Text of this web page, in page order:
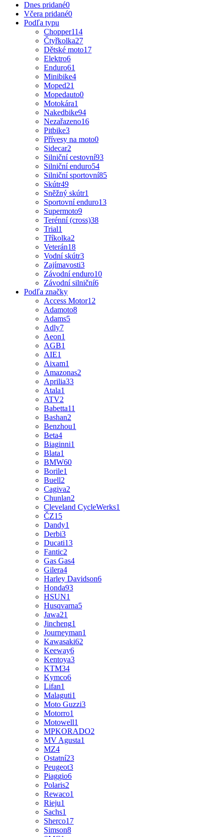
Dnes pridané0
Včera pridané0
Podľa typu
Chopper114
Čtyřkolka27
Dětské moto17
Elektro6
Enduro61
Minibike4
Moped21
Mopedauto0
Motokára1
Nakedbike94
Nezařazeno16
Pitbike3
Přívesy na moto0
Sidecar2
Silniční cestovní93
Silniční enduro54
Silniční sportovní85
Skútr49
Sněžný skútr1
Sportovní enduro13
Supermoto9
Terénní (cross)38
Trial1
Tříkolka2
Veterán18
Vodní skútr3
Zajímavosti3
Závodní enduro10
Závodní silniční6
Podľa značky
Access Motor12
Adamoto8
Adams5
Adly7
Aeon1
AGB1
AIE1
Aixam1
Amazonas2
Aprilia33
Atala1
ATV2
Babetta11
Bashan2
Benzhou1
Beta4
Biaginni1
Blata1
BMW60
Borile1
Buell2
Cagiva2
Chunlan2
Cleveland CycleWerks1
ČZ15
Dandy1
Derbi3
Ducati13
Fantic2
Gas Gas4
Gilera4
Harley Davidson6
Honda93
HSUN1
Husqvarna5
Jawa21
Jincheng1
Journeyman1
Kawasaki62
Keeway6
Kentoya3
KTM34
Kymco6
Lifan1
Malaguti1
Moto Guzzi3
Motorro1
Motowell1
MPKORADO2
MV Agusta1
MZ4
Ostatní23
Peugeot3
Piaggio6
Polaris2
Rewaco1
Rieju1
Sachs1
Sherco17
Simson8